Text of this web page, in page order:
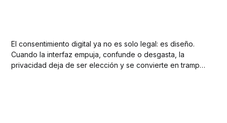
El consentimiento digital ya no es solo legal: es diseño.
Cuando la interfaz empuja, confunde o desgasta, la
privacidad deja de ser elección y se convierte en trampa.